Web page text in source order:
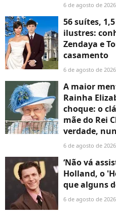
6 de agosto de 2026
56 suítes,
ilustres:
Zendaya e
casamento
6 de agosto de 2026
A maior
Rainha
choque: o
mãe do Rei
verdade,
6 de agosto de 2026
‘Não vá
Holland, o
que alguns
6 de agosto de 2026